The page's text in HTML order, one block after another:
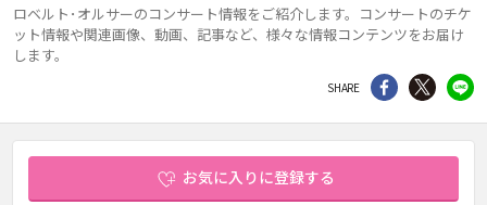
ロベルト･オルサーのコンサート情報をご紹介します。コンサートのチケ
ット情報や関連画像、動画、記事など、様々な情報コンテンツをお届け
します。
SHARE シェア Twitter
お気に入りに登録する